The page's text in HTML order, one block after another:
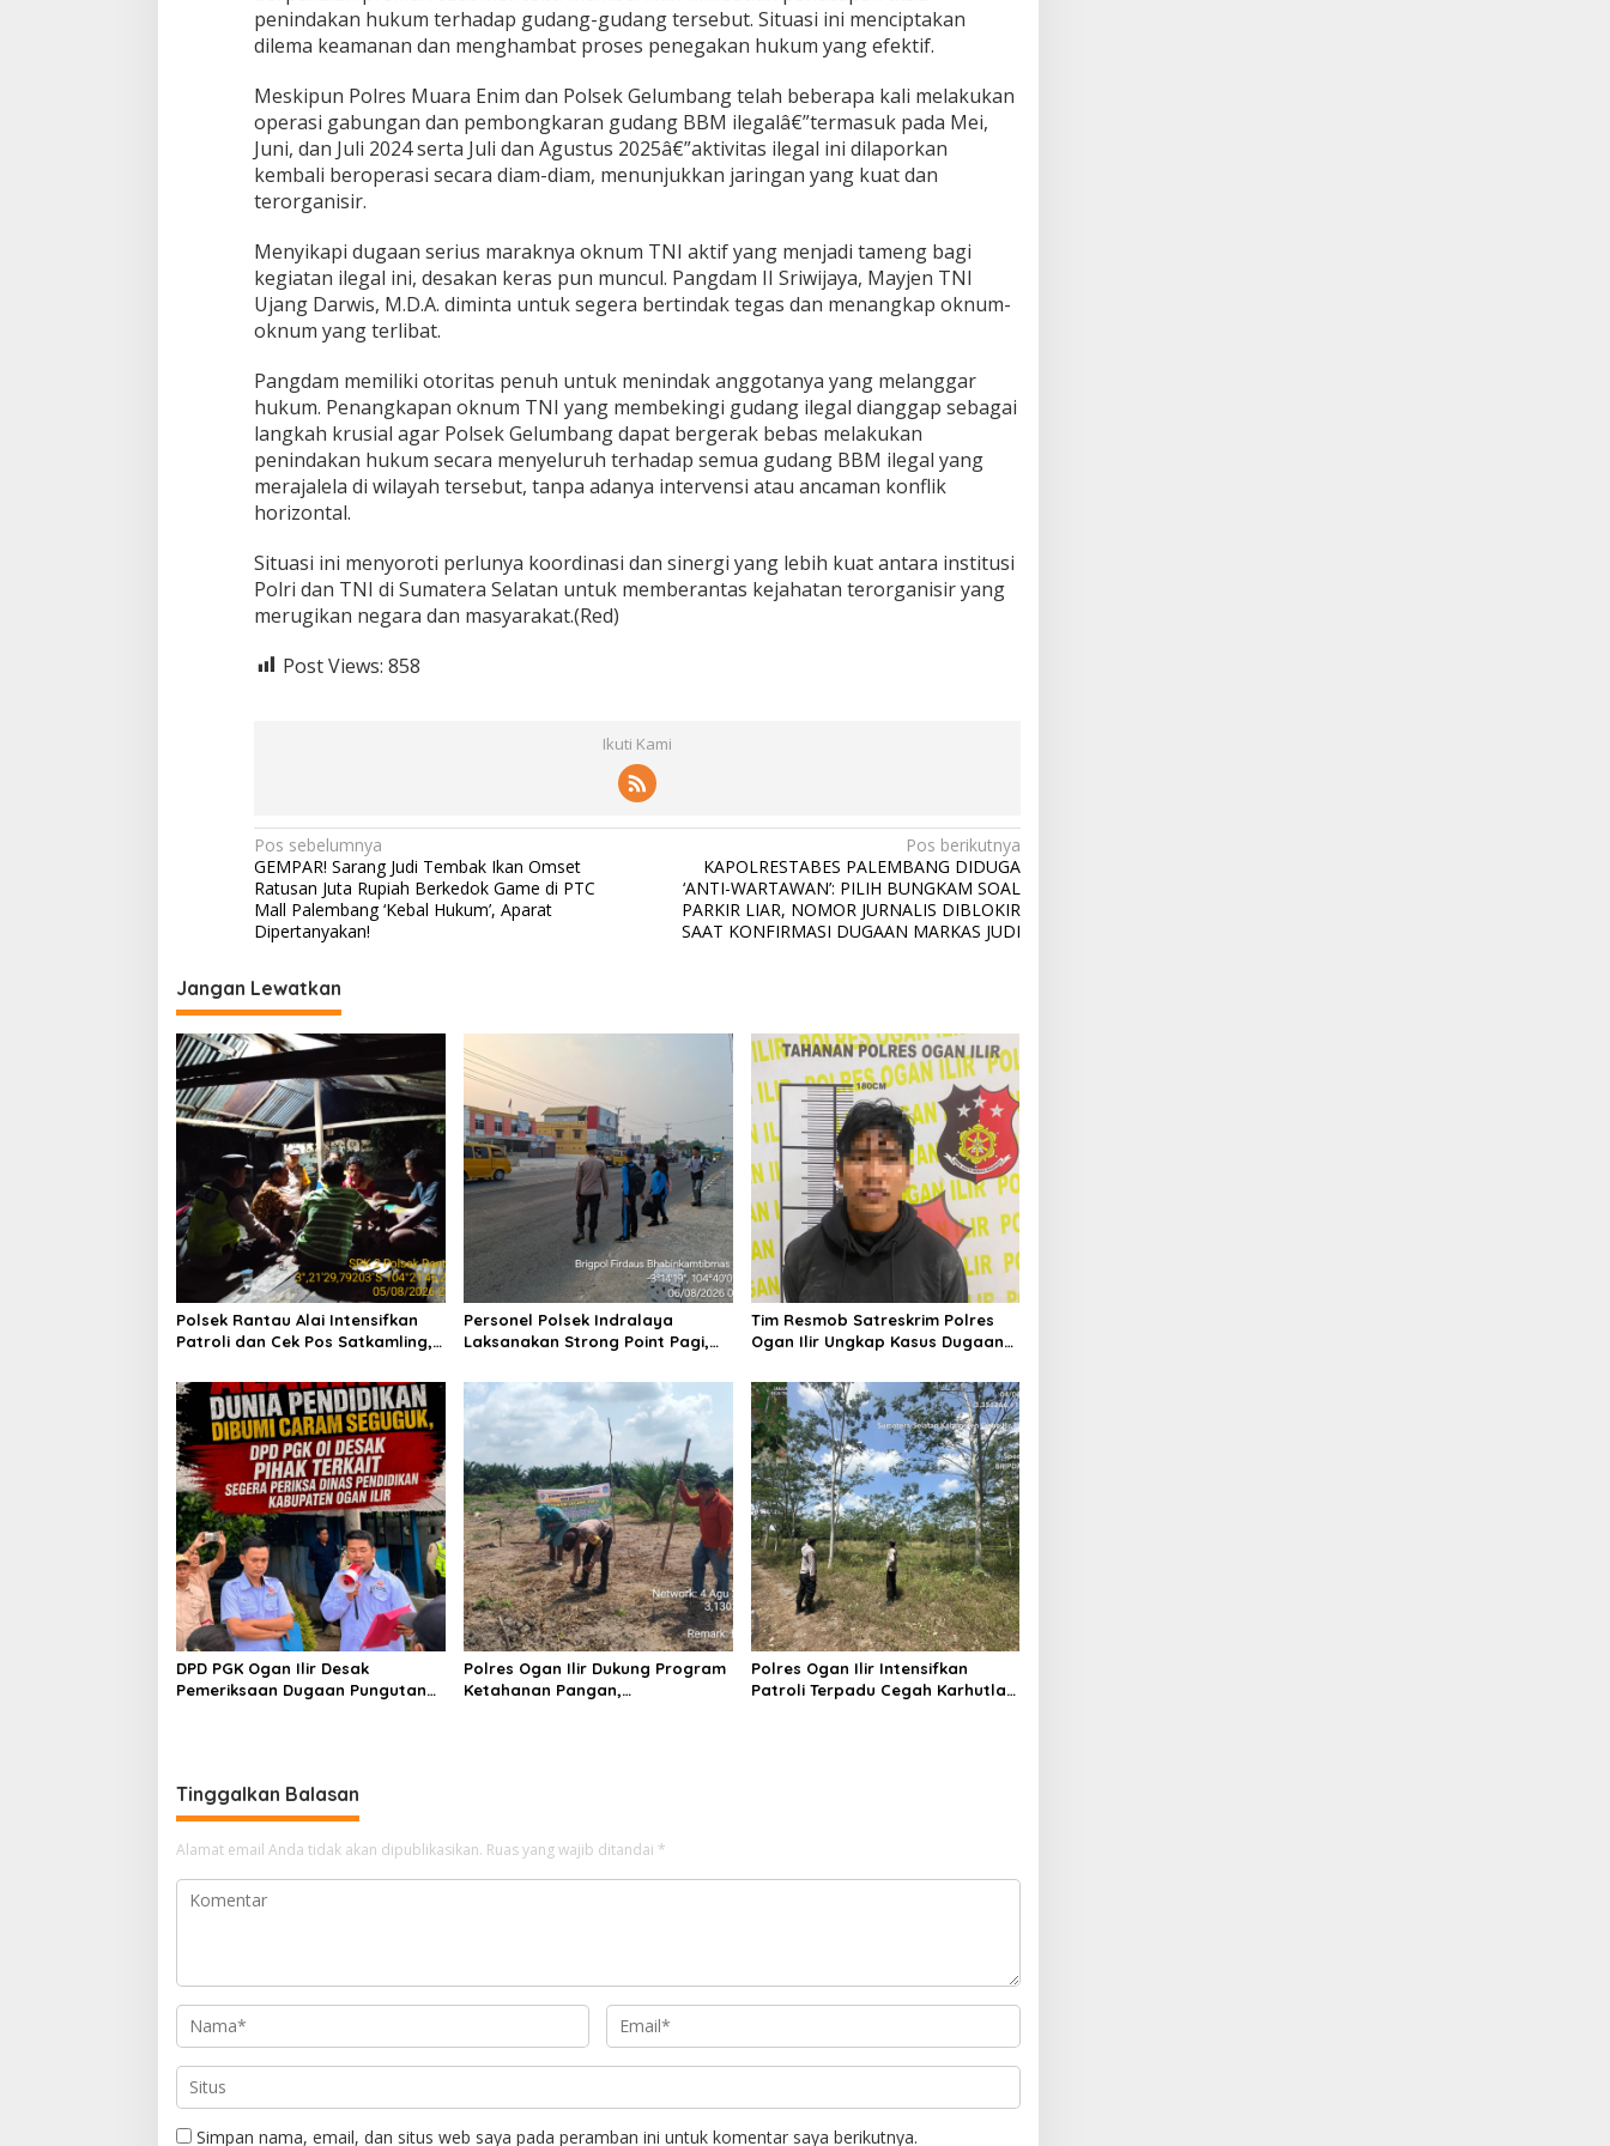
;
P
a
g
d
a
m
I
I
r
i
w
i
j
y
a
m
i
n
a
T
u
r
n
penindakan hukum terhadap gudang-gudang tersebut. Situasi ini menciptakan
dilema keamanan dan menghambat proses penegakan hukum yang efektif.
Meskipun Polres Muara Enim dan Polsek Gelumbang telah beberapa kali melakukan
operasi gabungan dan pembongkaran gudang BBM ilegalâ€”termasuk pada Mei,
Juni, dan Juli 2024 serta Juli dan Agustus 2025â€”aktivitas ilegal ini dilaporkan
kembali beroperasi secara diam-diam, menunjukkan jaringan yang kuat dan
terorganisir.
Menyikapi dugaan serius maraknya oknum TNI aktif yang menjadi tameng bagi
kegiatan ilegal ini, desakan keras pun muncul. Pangdam II Sriwijaya, Mayjen TNI
Ujang Darwis, M.D.A. diminta untuk segera bertindak tegas dan menangkap oknum-
oknum yang terlibat.
Pangdam memiliki otoritas penuh untuk menindak anggotanya yang melanggar
hukum. Penangkapan oknum TNI yang membekingi gudang ilegal dianggap sebagai
langkah krusial agar Polsek Gelumbang dapat bergerak bebas melakukan
penindakan hukum secara menyeluruh terhadap semua gudang BBM ilegal yang
merajalela di wilayah tersebut, tanpa adanya intervensi atau ancaman konflik
horizontal.
Situasi ini menyoroti perlunya koordinasi dan sinergi yang lebih kuat antara institusi
Polri dan TNI di Sumatera Selatan untuk memberantas kejahatan terorganisir yang
merugikan negara dan masyarakat.(Red)
Post Views: 858
Ikuti Kami
N
a
v
g
a
s
i
p
o
s
Pos sebelumnya
GEMPAR! Sarang Judi Tembak Ikan Omset
Ratusan Juta Rupiah Berkedok Game di PTC
Mall Palembang ‘Kebal Hukum’, Aparat
Dipertanyakan!
Pos berikutnya
KAPOLRESTABES PALEMBANG DIDUGA
‘ANTI-WARTAWAN’: PILIH BUNGKAM SOAL
PARKIR LIAR, NOMOR JURNALIS DIBLOKIR
SAAT KONFIRMASI DUGAAN MARKAS JUDI
Jangan Lewatkan
Polsek Rantau Alai Intensifkan
Patroli dan Cek Pos Satkamling,
Personel Polsek Indralaya
Laksanakan Strong Point Pagi,
Saat Jam Masuk Sekolah
Tim Resmob Satreskrim Polres
Ogan Ilir Ungkap Kasus Dugaan
Satu Terduga Pelaku Diamankan
DPD PGK Ogan Ilir Desak
Pemeriksaan Dugaan Pungutan
Polres Ogan Ilir Dukung Program
Ketahanan Pangan,
Polres Ogan Ilir Intensifkan
Patroli Terpadu Cegah Karhutla
Tinggalkan Balasan
Alamat email Anda tidak akan dipublikasikan. Ruas yang wajib ditandai *
Simpan nama, email, dan situs web saya pada peramban ini untuk komentar saya berikutnya.